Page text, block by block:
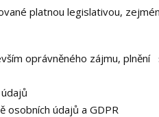
platnou legislativou,
oprávněného zájmu, plnění
osobních údajů a GDPR